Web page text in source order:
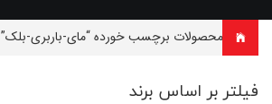
خانه محصولات برچسب خورده “مای-باربری-بلک”
فیلتر بر اساس برند